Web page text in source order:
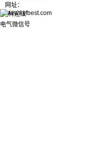
网址：
www.kyfbest.com